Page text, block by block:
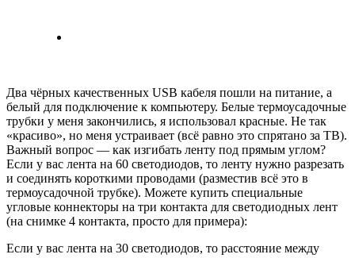
Два чёрных качественных USB кабеля пошли на питание, а
белый для подключение к компьютеру. Белые термоусадочные
трубки у меня закончились, я использовал красные. Не так
«красиво», но меня устраивает (всё равно это спрятано за ТВ).
Важный вопрос — как изгибать ленту под прямым углом?
Если у вас лента на 60 светодиодов, то ленту нужно разрезать
и соединять короткими проводами (разместив всё это в
термоусадочной трубке). Можете купить специальные
угловые коннекторы на три контакта для светодиодных лент
(на снимке 4 контакта, просто для примера):
Если у вас лента на 30 светодиодов, то расстояние между